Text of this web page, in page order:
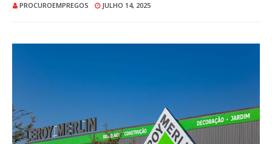
PROCUROEMPREGOS JULHO 14, 2025